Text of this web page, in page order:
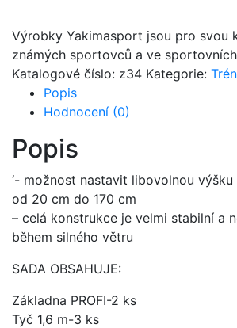
Výrobky Yakimasport jsou pro svou
známých sportovců a ve
Katalogové číslo: z34 Kategorie:
Popis
Hodnocení (0)
Popis
‘- možnost nastavit libovolnou
od 20 cm do 170 cm
– celá konstrukce je velmi stabilní a
během silného větru
SADA OBSAHUJE:
Základna PROFI-2 ks
Tyč 1,6 m-3 ks